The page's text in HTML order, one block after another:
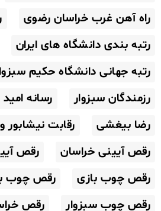
راه آهن غرب خراسان رضوی
رتبه بندی دانشگاه های ایران
رتبه جهانی دانشگاه حکیم
رزمندگان سبزوار
رسانه
رضا بیغشی
رقابت نیشابور
رقص آیینی خراسان
رقص
رقص چوب بازی
رقص چوب
رقص چوب سبزوار
رقص